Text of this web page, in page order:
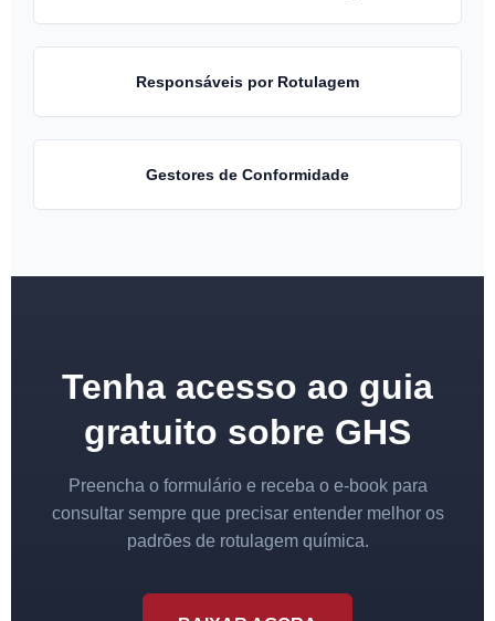
Responsáveis por Rotulagem
Gestores de Conformidade
Tenha acesso ao guia
gratuito sobre GHS
Preencha o formulário e receba o e-book para
consultar sempre que precisar entender melhor os
padrões de rotulagem química.